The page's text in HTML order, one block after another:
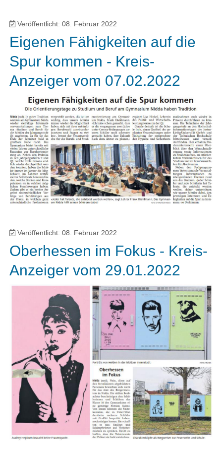
Veröffentlicht: 08. Februar 2022
Eigenen Fähigkeiten auf die
Spur kommen - Kreis-
Anzeiger vom 07.02.2022
Veröffentlicht: 08. Februar 2022
Oberhessen im Fokus - Kreis-
Anzeiger vom 29.01.2022